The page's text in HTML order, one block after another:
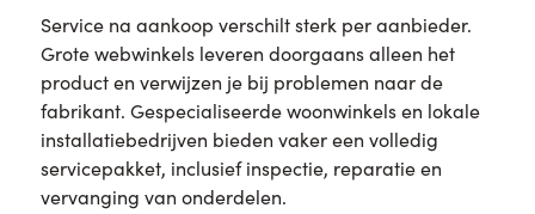
Service na aankoop verschilt sterk per aanbieder.
Grote webwinkels leveren doorgaans alleen het
product en verwijzen je bij problemen naar de
fabrikant. Gespecialiseerde woonwinkels en lokale
installatiebedrijven bieden vaker een volledig
servicepakket, inclusief inspectie, reparatie en
vervanging van onderdelen.